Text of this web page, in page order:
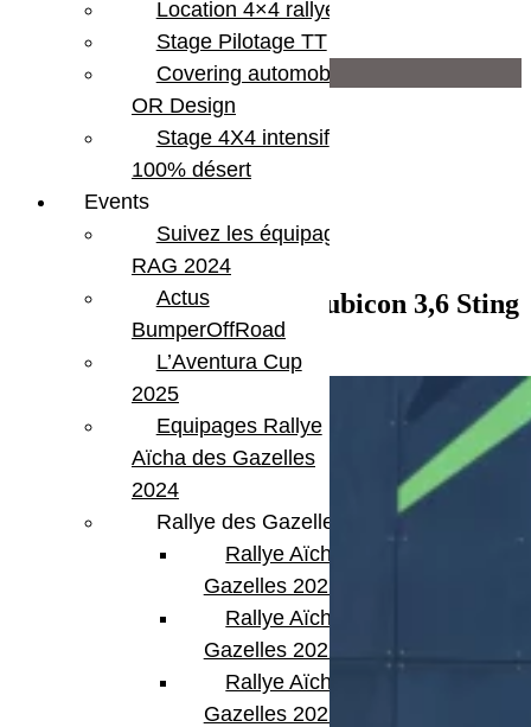
3,6 L 6 cyl
Infos supplémentaires
Attelage US
Blocages pont AV & AR
Extensions d'ailes
Hard top
Marche Pieds
Pack Full Led
Pack Hiver
Parechoc avant acier
Protection benne Line-X
Rubicon
Vendu – Jeep Gladiator Rubicon 3,6 Sting
Grey SmartCap
Location 4×4 rallye
Stage Pilotage TT
Covering automobile –
OR Design
Stage 4X4 intensif
100% désert
Events
Suivez les équipages
RAG 2024
Actus
BumperOffRoad
L’Aventura Cup
2025
Equipages Rallye
Aïcha des Gazelles
2024
Rallye des Gazelles
Rallye Aïcha des
Gazelles 2023
Rallye Aïcha des
Gazelles 2022
Rallye Aïcha des
Gazelles 2021 -30th